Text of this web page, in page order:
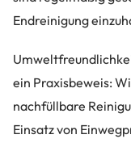
Endreinigung
ein Praxisbeweis:
nachfüllbare
Einsatz von